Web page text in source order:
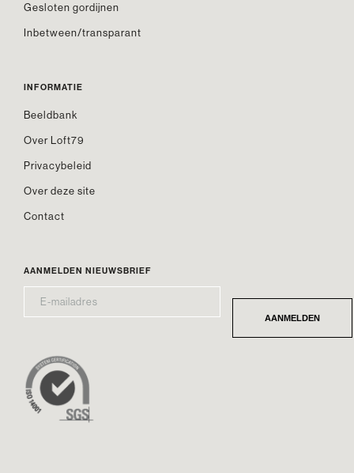
Gesloten gordijnen
Inbetween/transparant
INFORMATIE
Beeldbank
Over Loft79
Privacybeleid
Over deze site
Contact
AANMELDEN NIEUWSBRIEF
MAILADRES* AANMELDEN